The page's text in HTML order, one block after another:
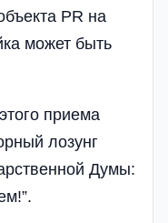
PR на
может быть
приема
лозунг
Думы: